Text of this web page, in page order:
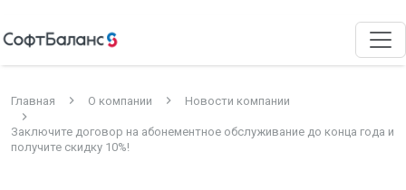
Главная О компании Новости компании
Заключите договор на абонементное обслуживание до конца года и
получите скидку 10%!